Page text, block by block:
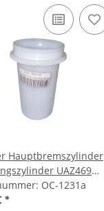
Hauptbremszylinder
UAZ469
ohne Deckel
OC-1231a
*